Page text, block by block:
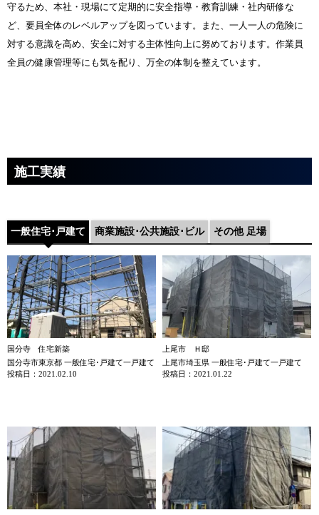
守るため、本社・現場にて定期的に安全指導・教育訓練・社内研修な
ど、要員全体のレベルアップを図っています。また、一人一人の危険に
対する意識を高め、安全に対する主体性向上に努めております。作業員
全員の健康管理等にも気を配り、万全の体制を整えています。
施工実績
一般住宅･戸建て 商業施設･公共施設･ビル その他 足場
国分寺 住宅新築
国分寺市東京都 一般住宅･戸建て一戸建て
投稿日：2021.02.10
上尾市 Ｈ邸
上尾市埼玉県 一般住宅･戸建て一戸建て
投稿日：2021.01.22